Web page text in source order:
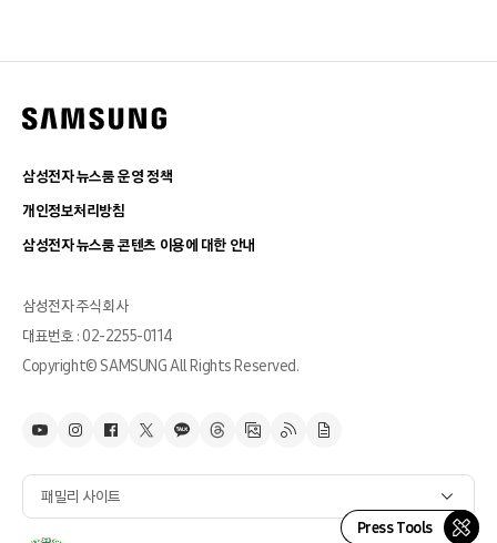
Press Tools
삼성전자 뉴스룸 운영 정책
개인정보처리방침
삼성전자 뉴스룸 콘텐츠 이용에 대한 안내
삼성전자 주식회사
대표번호 : 02-2255-0114
Copyright© SAMSUNG All Rights Reserved.
패밀리 사이트